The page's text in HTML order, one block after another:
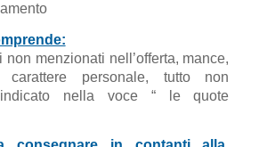
non menzionati nell’offerta, mance,
personale, tutto non
indicato nella voce “ le quote